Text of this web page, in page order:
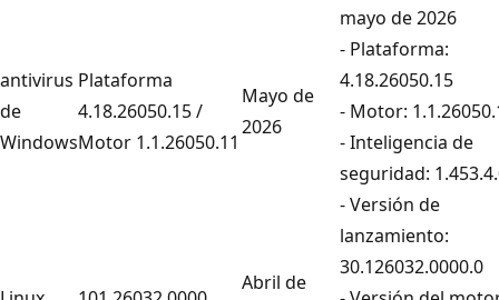
mayo de 2026
antivirus
de
Windows
Plataforma
4.18.26050.15 /
Motor 1.1.26050.11
Mayo de
2026
- Plataforma:
4.18.26050.15
- Motor:
- Inteligencia de
seguridad:
Abril de
- Versión de
lanzamiento:
30.126032.0000.0